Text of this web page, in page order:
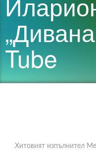
Tube
Хитовият изпълнител